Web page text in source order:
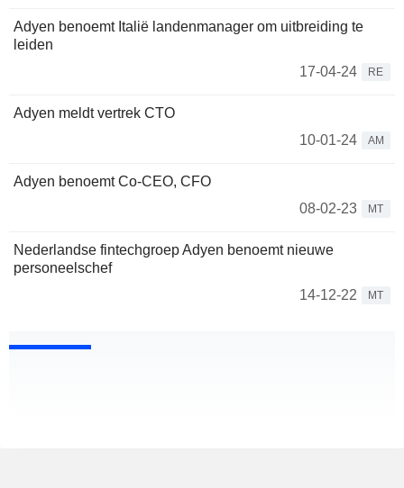
Adyen benoemt Italië landenmanager om uitbreiding te
leiden
17-04-24
RE
Adyen meldt vertrek CTO
10-01-24
AM
Adyen benoemt Co-CEO, CFO
08-02-23
MT
Nederlandse fintechgroep Adyen benoemt nieuwe
personeelschef
14-12-22
MT